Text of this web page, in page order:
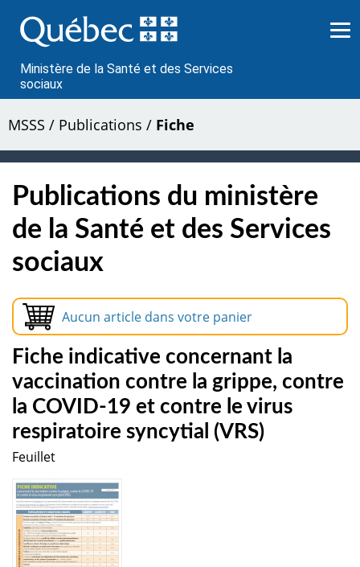
au
contenu
Ministère de la Santé et des Services
sociaux
MSSS / Publications / Fiche
Publications du ministère
de la Santé et des Services
sociaux
Aucun article dans votre panier
Fiche indicative concernant la
vaccination contre la grippe, contre
la COVID-19 et contre le virus
respiratoire syncytial (VRS)
Feuillet